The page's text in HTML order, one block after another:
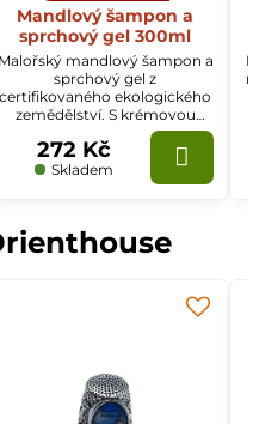
Mandlový šampon a
sprchový gel 300ml
Malořský mandlový šampon a
sprchový gel z
certifikovaného ekologického
zemědělství. S krémovou
texturou vyživuje a posiluje
pokožku, udržuje ji hladkou a
chráněnou.
Skladem
272 Kč